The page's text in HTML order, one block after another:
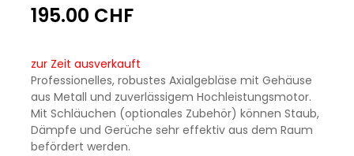
195.00 CHF
zur Zeit ausverkauft
Professionelles, robustes Axialgebläse mit Gehäuse
aus Metall und zuverlässigem Hochleistungsmotor.
Mit Schläuchen (optionales Zubehör) können Staub,
Dämpfe und Gerüche sehr effektiv aus dem Raum
befördert werden.